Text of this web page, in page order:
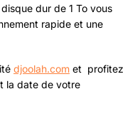
dur de 1 To vous
rapide et une
djoolah.com et profitez
la date de votre